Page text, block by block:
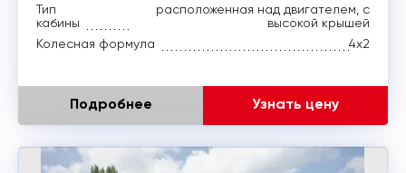
Тип
кабины
расположенная над двигателем, с
высокой крышей
Колесная формула
4x2
Подробнее Узнать цену